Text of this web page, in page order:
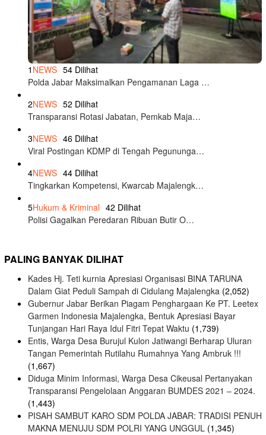
1 NEWS 54 Dilihat
Polda Jabar Maksimalkan Pengamanan Laga …
2NEWS 52 Dilihat
Transparansi Rotasi Jabatan, Pemkab Maja…
3NEWS 46 Dilihat
Viral Postingan KDMP di Tengah Pegununga…
4NEWS 44 Dilihat
Tingkarkan Kompetensi, Kwarcab Majalengk…
5Hukum & Kriminal 42 Dilihat
Polisi Gagalkan Peredaran Ribuan Butir O…
PALING BANYAK DILIHAT
Kades Hj. Teti kurnia Apresiasi Organisasi BINA TARUNA
Dalam Giat Peduli Sampah di Cidulang Majalengka (2,052)
Gubernur Jabar Berikan Piagam Penghargaan Ke PT. Leetex
Garmen Indonesia Majalengka, Bentuk Apresiasi Bayar
Tunjangan Hari Raya Idul Fitri Tepat Waktu (1,739)
Entis, Warga Desa Burujul Kulon Jatiwangi Berharap Uluran
Tangan Pemerintah Rutilahu Rumahnya Yang Ambruk !!!
(1,667)
Diduga Minim Informasi, Warga Desa Cikeusal Pertanyakan
Transparansi Pengelolaan Anggaran BUMDES 2021 – 2024.
(1,443)
PISAH SAMBUT KARO SDM POLDA JABAR: TRADISI PENUH
MAKNA MENUJU SDM POLRI YANG UNGGUL (1,345)